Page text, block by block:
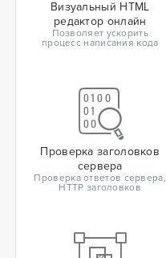
Визуальный HTML
редактор онлайн
Позволяет ускорить
процесс написания кода
Проверка заголовков
сервера
Проверка ответов сервера,
HTTP заголовков